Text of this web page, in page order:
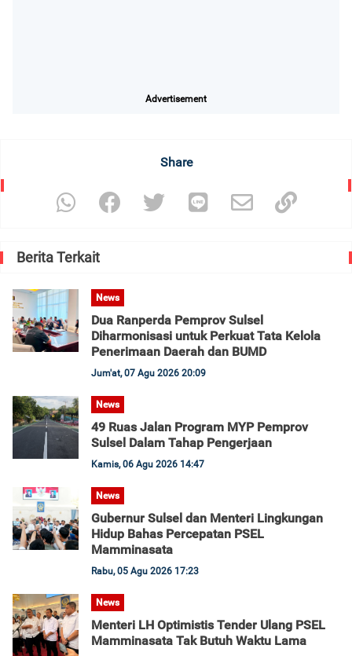
Advertisement
Share
Berita Terkait
News
Dua Ranperda Pemprov Sulsel
Diharmonisasi untuk Perkuat Tata Kelola
Penerimaan Daerah dan BUMD
Jum'at, 07 Agu 2026 20:09
News
49 Ruas Jalan Program MYP Pemprov
Sulsel Dalam Tahap Pengerjaan
Kamis, 06 Agu 2026 14:47
News
Gubernur Sulsel dan Menteri Lingkungan
Hidup Bahas Percepatan PSEL
Mamminasata
Rabu, 05 Agu 2026 17:23
News
Menteri LH Optimistis Tender Ulang PSEL
Mamminasata Tak Butuh Waktu Lama